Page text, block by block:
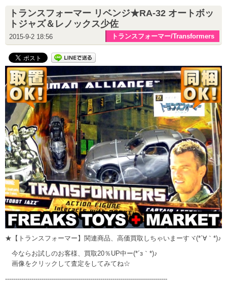
トランスフォーマー リベンジ★RA-32 オートボッ
トジャズ＆レノックス少佐
2015-9-2 18:56 トランスフォーマー/Transformers
★【トランスフォーマー】関連商品、高価買取しちゃいまーすヾ(*´∀｀*)♪
今ならお試しのお客様、買取20％UP中ー(*´з｀*)♪
画像をクリックして査定をしてみてね☆
--------------------------------------------------------------------------------